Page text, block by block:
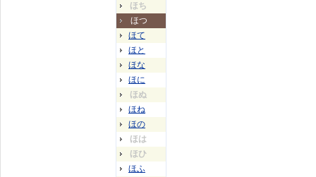
ほち
ほつ
ほて
ほと
ほな
ほに
ほぬ
ほね
ほの
ほは
ほひ
ほふ